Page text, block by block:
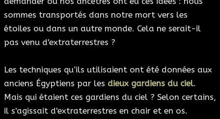
sommes transportés dans notre mort vers les
étoiles ou dans un autre monde. Cela ne serait-il
pas venu d'extraterrestres ?
Les techniques qu’ils utilisaient ont été données aux
anciens Égyptiens par les dieux gardiens du ciel.
Mais qui étaient ces gardiens du ciel ? Selon certains,
il s'agissait d'extraterrestres en chair et en os.